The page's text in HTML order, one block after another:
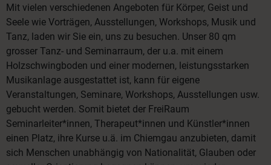
Mit vielen verschiedenen Angeboten für Körper, Geist und
Seele wie Vorträgen, Ausstellungen, Workshops, Musik und
Tanz, laden wir Sie ein, uns zu besuchen. Unser 80 qm
grosser Tanz- und Seminarraum, der u.a. mit einem
Holzschwingboden und einer modernen, leistungsstarken
Musikanlage ausgestattet ist, kann für eigene
Veranstaltungen, Seminare, Workshops, Ausstellungen usw.
gebucht werden. Somit bietet der FreiRaum
Seminarleiter*innen, Therapeut*innen und Künstler*innen
einen Platz, ihre Kurse u.ä. im Chiemgau anzubieten, damit
sich Menschen unabhängig von Nationalität, Glauben oder